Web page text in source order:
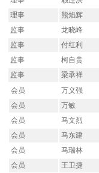
理事
熊焰辉
监事
龙晓峰
监事
付红利
监事
柯自贵
监事
梁承祥
会员
万义强
会员
万敏
会员
马文烈
会员
马东建
会员
马瑞林
会员
王卫捷